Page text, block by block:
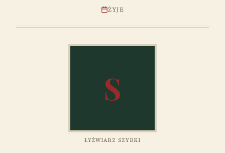
ŻYJE
S
ŁYŻWIARZ SZYBKI